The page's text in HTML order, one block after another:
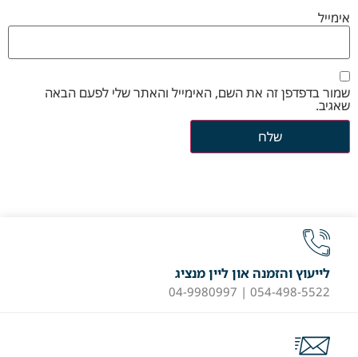
אימייל
שמור בדפדפן זה את השם, האימייל והאתר שלי לפעם הבאה
שאגיב.
לייעוץ והזמנה און ליין מנציג
054-498-5522 | 04-9980997